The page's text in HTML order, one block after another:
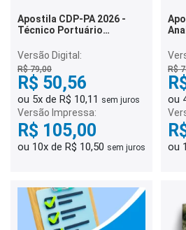
Apostila CDP-PA 2026 -
Técnico Portuário
Operacional
Versão Digital:
R$ 79,00
R$ 50,56
ou 5x de R$ 10,11 sem juros
Versão Impressa:
R$ 105,00
ou 10x de R$ 10,50 sem juros
R$
ou
ou